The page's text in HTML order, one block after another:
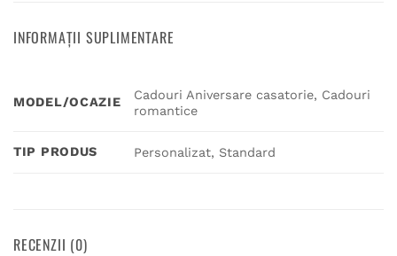
INFORMAȚII SUPLIMENTARE
MODEL/OCAZIE
Cadouri Aniversare casatorie, Cadouri
romantice
TIP PRODUS Personalizat, Standard
RECENZII (0)